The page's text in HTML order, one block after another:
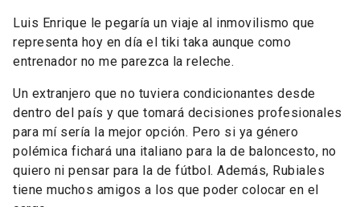
Luis Enrique le pegaría un viaje al inmovilismo que
representa hoy en día el tiki taka aunque como
entrenador no me parezca la releche.
Un extranjero que no tuviera condicionantes desde
dentro del país y que tomará decisiones profesionales
para mí sería la mejor opción. Pero si ya género
polémica fichará una italiano para la de baloncesto, no
quiero ni pensar para la de fútbol. Además, Rubiales
tiene muchos amigos a los que poder colocar en el